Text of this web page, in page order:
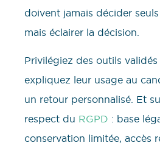
doivent jamais décider
mais éclairer la décision.
Privilégiez des outils
expliquez leur usage au
un retour personnalisé. Et
respect du RGPD : base
conservation limitée, accès